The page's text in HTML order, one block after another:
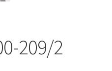
209/2